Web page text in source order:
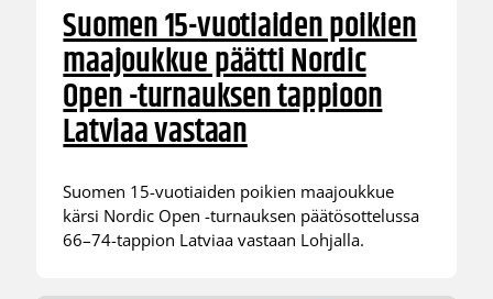
Suomen 15-vuotiaiden poikien
maajoukkue päätti Nordic
Open -turnauksen tappioon
Latviaa vastaan
Suomen 15-vuotiaiden poikien maajoukkue
kärsi Nordic Open -turnauksen päätösottelussa
66–74-tappion Latviaa vastaan Lohjalla.